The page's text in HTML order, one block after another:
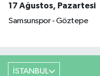
17 Ağustos, Pazartesi
Samsunspor - Göztepe
İSTANBUL